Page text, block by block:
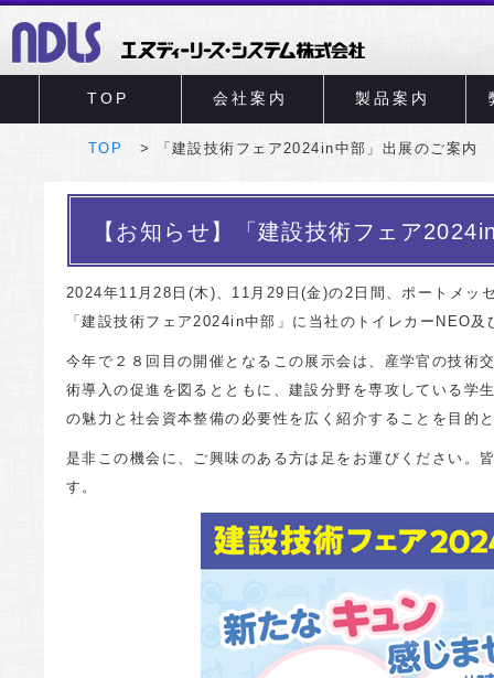
TOP 会社案内 製品案内
TOP 「建設技術フェア2024in中部」出展のご案内
【お知らせ】「建設技術フェア
2024年11月28日(木)、11月29日(金)の2日間、ポートメッ
「建設技術フェア2024in中部」に当社のトイレカーNEO
今年で２８回目の開催となるこの展示会は、産学官の技術
術導入の促進を図るとともに、建設分野を専攻している学
の魅力と社会資本整備の必要性を広く紹介することを目的
是非この機会に、ご興味のある方は足をお運びください。
す。